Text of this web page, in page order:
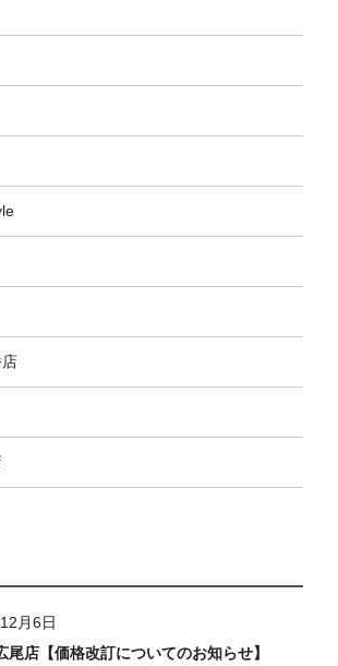
月6日
尾店【価格改訂についてのお知らせ】